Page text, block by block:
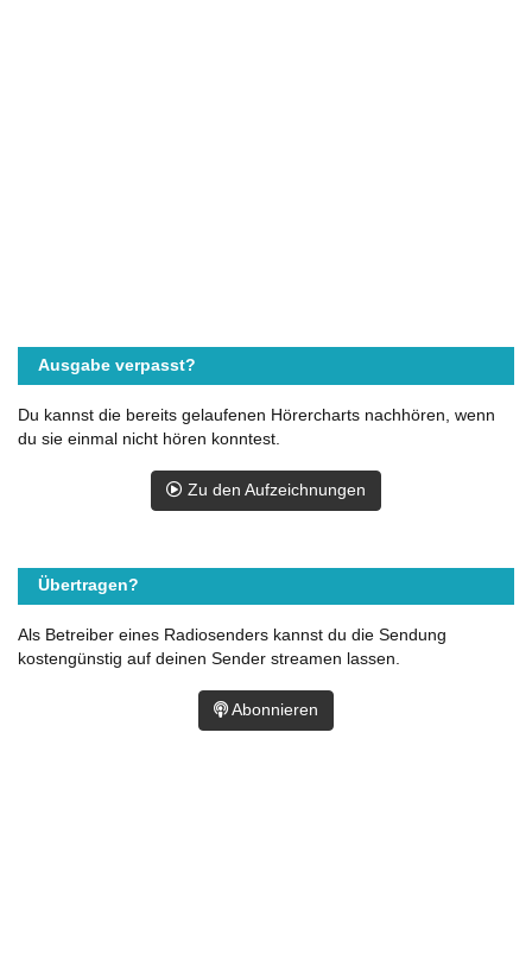
Ausgabe verpasst?
Du kannst die bereits gelaufenen Hörercharts nachhören, wenn
du sie einmal nicht hören konntest.
Zu den Aufzeichnungen
Übertragen?
Als Betreiber eines Radiosenders kannst du die Sendung
kostengünstig auf deinen Sender streamen lassen.
Abonnieren